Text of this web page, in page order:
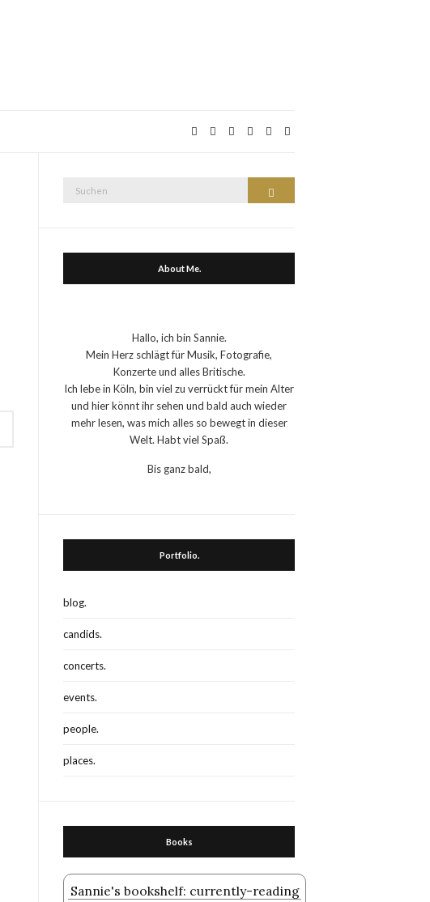
Suchen
About Me.
Hallo, ich bin Sannie.
Mein Herz schlägt für Musik, Fotografie,
Konzerte und alles Britische.
Ich lebe in Köln, bin viel zu verrückt für mein Alter
und hier könnt ihr sehen und bald auch wieder
mehr lesen, was mich alles so bewegt in dieser
Welt. Habt viel Spaß.
Bis ganz bald,
Portfolio.
blog.
candids.
concerts.
events.
people.
places.
Books
Sannie's bookshelf: currently-reading